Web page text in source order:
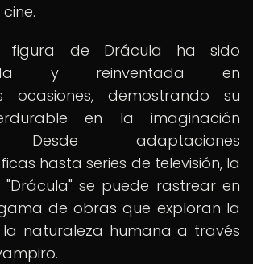
figura de Drácula ha sido
y reinventada en
ocasiones, demostrando su
en la imaginación
Desde adaptaciones
hasta series de televisión, la
se puede rastrear en
de obras que exploran la
naturaleza humana a través